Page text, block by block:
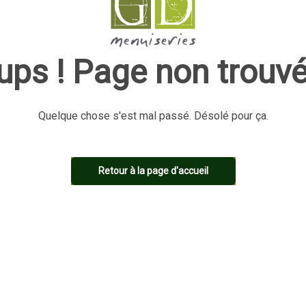
! Page non
Quelque chose s'est mal passé. Désolé pour ça.
Retour à la page d'accueil